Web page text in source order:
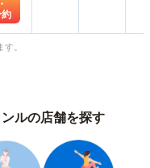
。
ルの店舗を探す